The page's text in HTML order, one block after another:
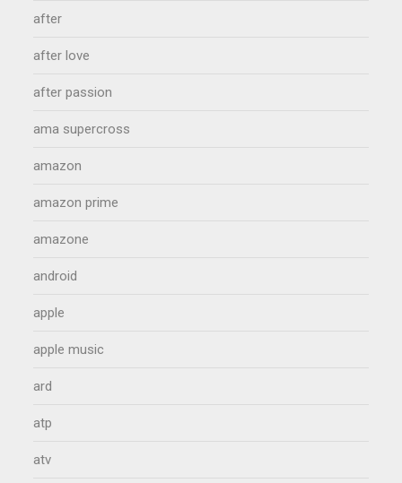
after
after love
after passion
ama supercross
amazon
amazon prime
amazone
android
apple
apple music
ard
atp
atv